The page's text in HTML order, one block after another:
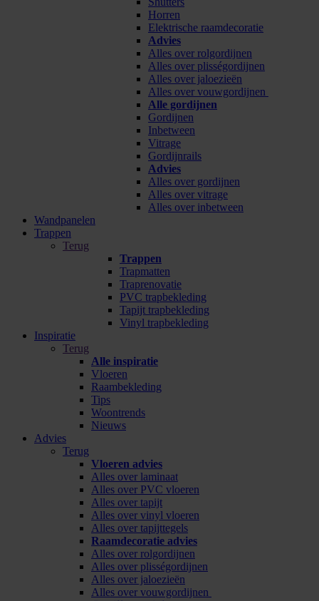
Horren
Elektrische raamdecoratie
Advies
Alles over rolgordijnen
Alles over plisségordijnen
Alles over jaloezieën
Alles over vouwgordijnen
Alle gordijnen
Gordijnen
Inbetween
Vitrage
Gordijnrails
Advies
Alles over gordijnen
Alles over vitrage
Alles over inbetween
Wandpanelen
Trappen
Terug
Trappen
Trapmatten
Traprenovatie
PVC trapbekleding
Tapijt trapbekleding
Vinyl trapbekleding
Inspiratie
Terug
Alle inspiratie
Vloeren
Raambekleding
Tips
Woontrends
Nieuws
Advies
Terug
Vloeren advies
Alles over laminaat
Alles over PVC vloeren
Alles over tapijt
Alles over vinyl vloeren
Alles over tapijttegels
Raamdecoratie advies
Alles over rolgordijnen
Alles over plisségordijnen
Alles over jaloezieën
Alles over vouwgordijnen